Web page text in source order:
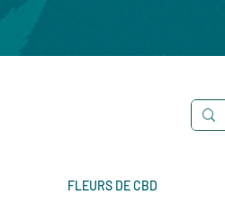
FLEURS DE CBD